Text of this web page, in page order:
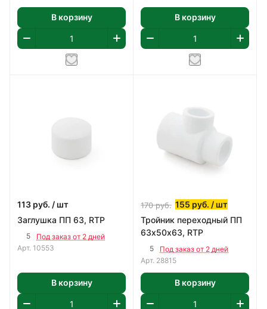
В корзину В корзину
113 руб. / шт
Заглушка ПП 63, RTP
5
Под заказ от 2 дней
Арт. 10553
В корзину
170руб. 155 руб. / шт
Тройник переходный ПП
63х50х63, RTP
5
Под заказ от 2 дней
Арт. 28815
В корзину